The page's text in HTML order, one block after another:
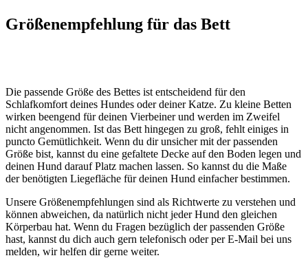
Größenempfehlung für das Bett
Die passende Größe des Bettes ist entscheidend für den
Schlafkomfort deines Hundes oder deiner Katze. Zu kleine Betten
wirken beengend für deinen Vierbeiner und werden im Zweifel
nicht angenommen. Ist das Bett hingegen zu groß, fehlt einiges in
puncto Gemütlichkeit. Wenn du dir unsicher mit der passenden
Größe bist, kannst du eine gefaltete Decke auf den Boden legen und
deinen Hund darauf Platz machen lassen. So kannst du die Maße
der benötigten Liegefläche für deinen Hund einfacher bestimmen.
Unsere Größenempfehlungen sind als Richtwerte zu verstehen und
können abweichen, da natürlich nicht jeder Hund den gleichen
Körperbau hat. Wenn du Fragen bezüglich der passenden Größe
hast, kannst du dich auch gern telefonisch oder per E-Mail bei uns
melden, wir helfen dir gerne weiter.